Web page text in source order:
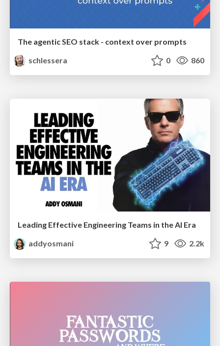
The agentic SEO stack - context over prompts
schlessera
0 860
Leading Effective Engineering Teams in the AI Era
addyosmani
9 2.2k